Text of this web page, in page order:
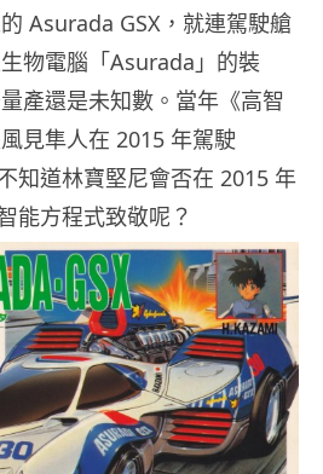
Asurada GSX，就連駕駛艙
物電腦「Asurada」的裝
產還是未知數。當年《高智
見隼人在 2015 年駕駛
知道林寶堅尼會否在 2015 年
能方程式致敬呢？